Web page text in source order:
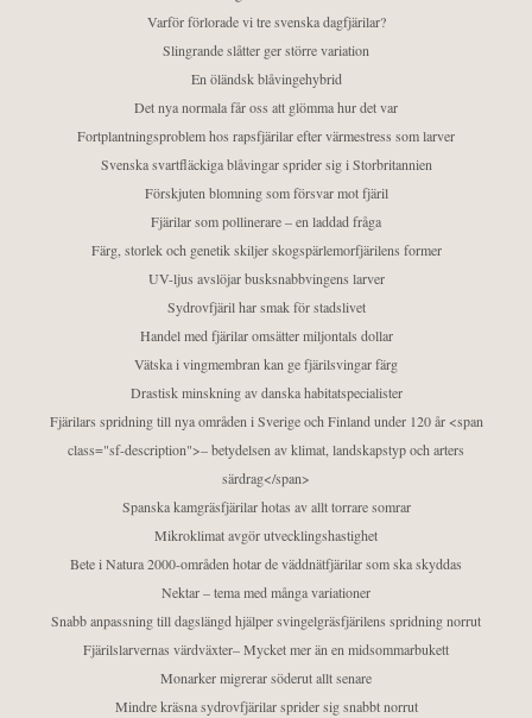
Varför förlorade vi tre svenska dagfjärilar?
Slingrande slåtter ger större variation
En öländsk blåvingehybrid
Det nya normala får oss att glömma hur det var
Fortplantningsproblem hos rapsfjärilar efter värmestress som larver
Svenska svartfläckiga blåvingar sprider sig i Storbritannien
Förskjuten blomning som försvar mot fjäril
Fjärilar som pollinerare – en laddad fråga
Färg, storlek och genetik skiljer skogspärlemorfjärilens former
UV-ljus avslöjar busksnabbvingens larver
Sydrovfjäril har smak för stadslivet
Handel med fjärilar omsätter miljontals dollar
Vätska i vingmembran kan ge fjärilsvingar färg
Drastisk minskning av danska habitatspecialister
Fjärilars spridning till nya områden i Sverige och Finland under 120 år <span
class="sf-description">– betydelsen av klimat, landskapstyp och arters
särdrag</span>
Spanska kamgräsfjärilar hotas av allt torrare somrar
Mikroklimat avgör utvecklingshastighet
Bete i Natura 2000-områden hotar de väddnätfjärilar som ska skyddas
Nektar – tema med många variationer
Snabb anpassning till dagslängd hjälper svingelgräsfjärilens spridning norrut
Fjärilslarvernas värdväxter– Mycket mer än en midsommarbukett
Monarker migrerar söderut allt senare
Mindre kräsna sydrovfjärilar sprider sig snabbt norrut